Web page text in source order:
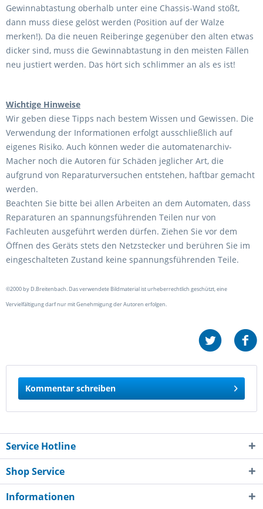
Gewinnabtastung oberhalb unter eine Chassis-Wand stößt,
dann muss diese gelöst werden (Position auf der Walze
merken!). Da die neuen Reiberinge gegenüber den alten etwas
dicker sind, muss die Gewinnabtastung in den meisten Fällen
neu justiert werden. Das hört sich schlimmer an als es ist!
Wichtige Hinweise
Wir geben diese Tipps nach bestem Wissen und Gewissen. Die
Verwendung der Informationen erfolgt ausschließlich auf
eigenes Risiko. Auch können weder die automatenarchiv-
Macher noch die Autoren für Schäden jeglicher Art, die
aufgrund von Reparaturversuchen entstehen, haftbar gemacht
werden.
Beachten Sie bitte bei allen Arbeiten an dem Automaten, dass
Reparaturen an spannungsführenden Teilen nur von
Fachleuten ausgeführt werden dürfen. Ziehen Sie vor dem
Öffnen des Geräts stets den Netzstecker und berühren Sie im
eingeschalteten Zustand keine spannungsführenden Teile.
©2000 by D.Breitenbach. Das verwendete Bildmaterial ist urheberrechtlich geschützt, eine
Vervielfältigung darf nur mit Genehmigung der Autoren erfolgen.
Kommentar schreiben
Service Hotline
Shop Service
Informationen